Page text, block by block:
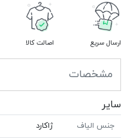
ارسال سریع اصالت کالا
مشخصات
سایر
جنس الیاف ژاکارد